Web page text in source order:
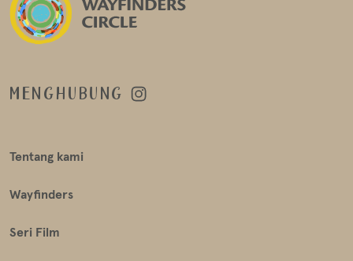
MENGHUBUNG
Tentang kami
Wayfinders
Seri Film